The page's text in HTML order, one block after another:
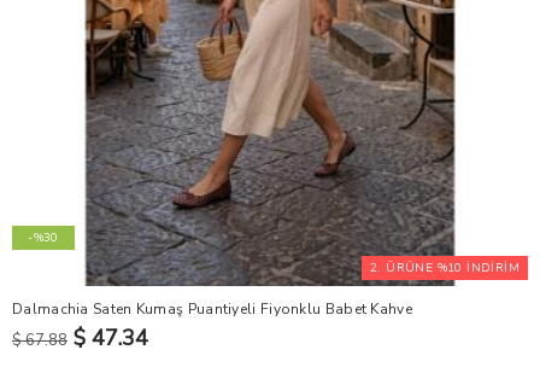
2. ÜRÜNE %10 İNDİRİM
-%30
Dalmachia Saten Kumaş Puantiyeli Fiyonklu Babet Kahve
$ 67.88 $ 47.34